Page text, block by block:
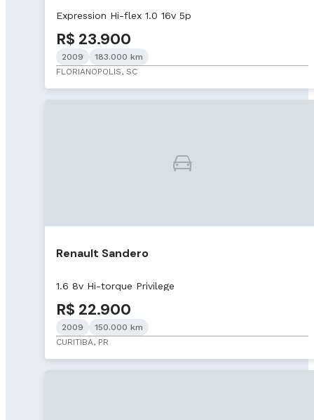
Expression Hi-flex 1.0 16v 5p
R$ 23.900
2009
183.000 km
FLORIANOPOLIS, SC
Renault Sandero
1.6 8v Hi-torque Privilege
R$ 22.900
2009
150.000 km
CURITIBA, PR